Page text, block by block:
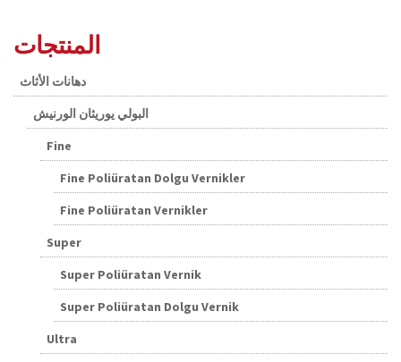
المنتجات
دهانات الأثاث
البولي يوريثان الورنيش
Fine
Fine Poliüratan Dolgu Vernikler
Fine Poliüratan Vernikler
Super
Super Poliüratan Vernik
Super Poliüratan Dolgu Vernik
Ultra